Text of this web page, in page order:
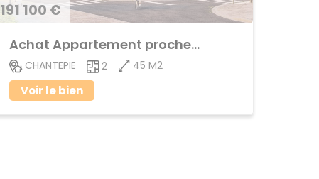
191 100 €
Achat Appartement proche centre ville
CHANTEPIE 2 45 M2
Voir le bien